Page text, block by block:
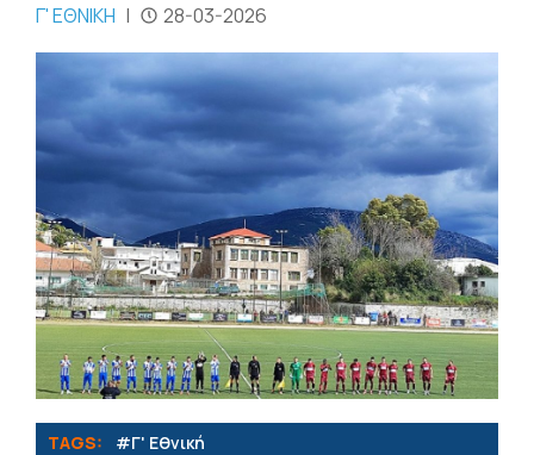
Γ' ΕΘΝΙΚΗ | 28-03-2026
TAGS: #Γ' Εθνική